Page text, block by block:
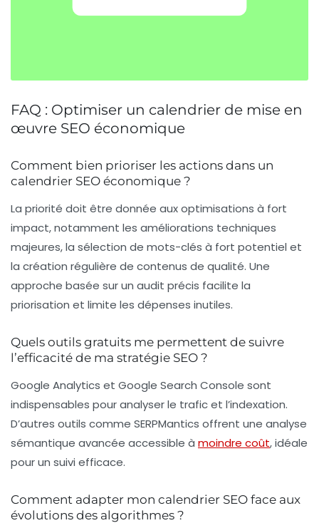
FAQ : Optimiser un calendrier de mise en
œuvre SEO économique
Comment bien prioriser les actions dans un
calendrier SEO économique ?
La priorité doit être donnée aux optimisations à fort
impact, notamment les améliorations techniques
majeures, la sélection de mots-clés à fort potentiel et
la création régulière de contenus de qualité. Une
approche basée sur un audit précis facilite la
priorisation et limite les dépenses inutiles.
Quels outils gratuits me permettent de suivre
l’efficacité de ma stratégie SEO ?
Google Analytics et Google Search Console sont
indispensables pour analyser le trafic et l’indexation.
D’autres outils comme SERPMantics offrent une analyse
sémantique avancée accessible à moindre coût, idéale
pour un suivi efficace.
Comment adapter mon calendrier SEO face aux
évolutions des algorithmes ?